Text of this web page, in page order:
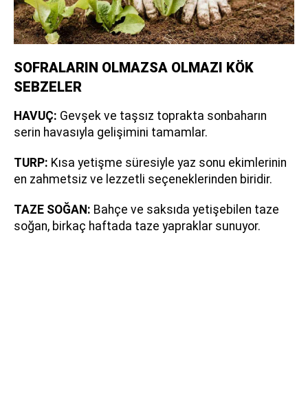
SOFRALARIN OLMAZSA OLMAZI KÖK
SEBZELER
HAVUÇ: Gevşek ve taşsız toprakta sonbaharın
serin havasıyla gelişimini tamamlar.
TURP: Kısa yetişme süresiyle yaz sonu ekimlerinin
en zahmetsiz ve lezzetli seçeneklerinden biridir.
TAZE SOĞAN: Bahçe ve saksıda yetişebilen taze
soğan, birkaç haftada taze yapraklar sunuyor.